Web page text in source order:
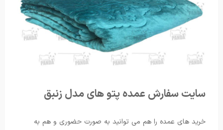
سایت سفارش عمده پتو های مدل زنبق
خرید های عمده را هم می توانید به صورت حضوری و هم به